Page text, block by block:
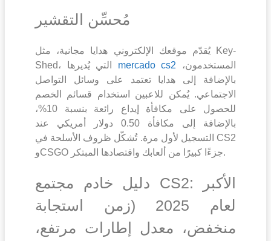
مُحسِّن التقشير
يُقدّم موقعك الإلكتروني هدايا مجانية، مثل Key-
mercado cs2
بالإضافة إلى هدايا تعتمد على وسائل التواصل
الاجتماعي. يُمكن للاعبين استخدام قسائم الخصم
للحصول على مكافأة إيداع رائعة بنسبة 10%،
بالإضافة إلى مكافأة 0.50 دولار أمريكي عند
التسجيل لأول مرة. تُشكّل ظروف الأسلحة في CS2
وCSGO جزءًا كبيرًا من ألعابك واقتصادها المبتكر.
دليل خادم مجتمع CS2: الأكبر
لعام 2025 (زمن استجابة
منخفض، معدل إطارات مرتفع،